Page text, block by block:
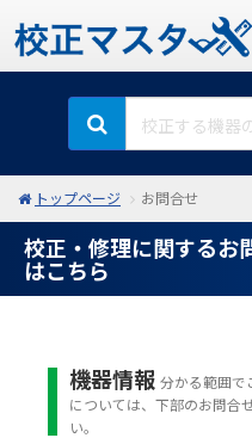
トップページ お問合せ
校正・修理に関するお
はこちら
機器情報 分かる範囲で
については、下部のお問合
い。